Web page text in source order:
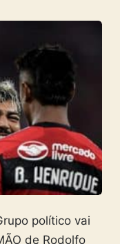
político vai
de Rodolfo